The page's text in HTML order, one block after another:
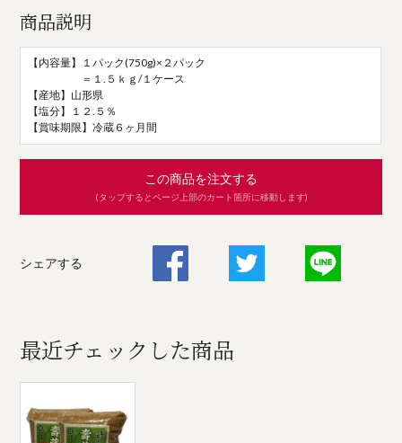
商品説明
【内容量】１パック(750g)×２パック
＝１.５ｋｇ/１ケース
【産地】山形県
【塩分】１２.５％
【賞味期限】冷蔵６ヶ月間
この商品を注文する
(タップするとページ上部のカート箇所に移動します)
シェアする
最近チェックした商品